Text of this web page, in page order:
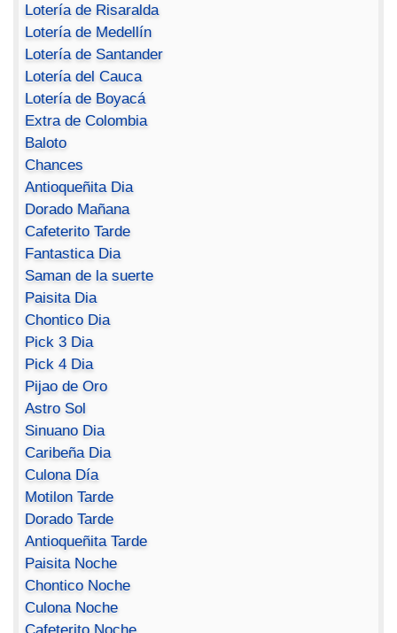
Lotería de Risaralda
Lotería de Medellín
Lotería de Santander
Lotería del Cauca
Lotería de Boyacá
Extra de Colombia
Baloto
Chances
Antioqueñita Dia
Dorado Mañana
Cafeterito Tarde
Fantastica Dia
Saman de la suerte
Paisita Dia
Chontico Dia
Pick 3 Dia
Pick 4 Dia
Pijao de Oro
Astro Sol
Sinuano Dia
Caribeña Dia
Culona Día
Motilon Tarde
Dorado Tarde
Antioqueñita Tarde
Paisita Noche
Chontico Noche
Culona Noche